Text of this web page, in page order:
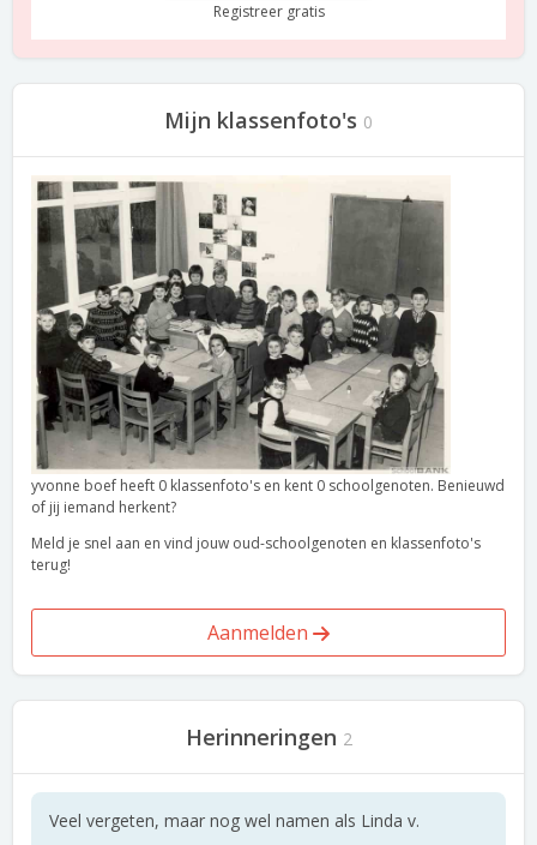
Registreer gratis
Mijn klassenfoto's 0
yvonne boef heeft 0 klassenfoto's en kent 0 schoolgenoten. Benieuwd
of jij iemand herkent?
Meld je snel aan en vind jouw oud-schoolgenoten en klassenfoto's
terug!
Aanmelden
Herinneringen 2
Veel vergeten, maar nog wel namen als Linda v.